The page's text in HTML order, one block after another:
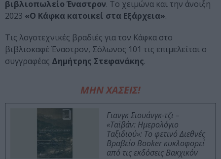
βιβλιοπωλείο Έναστρον. Το χειμώνα και την άνοιξη
2023 «Ο Κάφκα κατοικεί στα Εξάρχεια».
Τις λογοτεχνικές βραδιές για τον Κάφκα στο
βιβλιοκαφέ Έναστρον, Σόλωνος 101 τις επιμελείται ο
συγγραφέας Δημήτρης Στεφανάκης.
ΜΗΝ ΧΑΣΕΙΣ!
Γιανγκ Σιουάνγκ-τζι –
«Ταϊβάν: Ημερολόγιο
Ταξιδιού»: Το φετινό Διεθνές
Βραβείο Booker κυκλοφορεί
από τις εκδόσεις Βακχικόν